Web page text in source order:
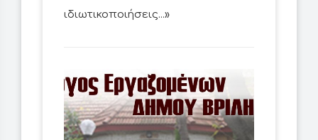
ιδιωτικοποιήσεις...»